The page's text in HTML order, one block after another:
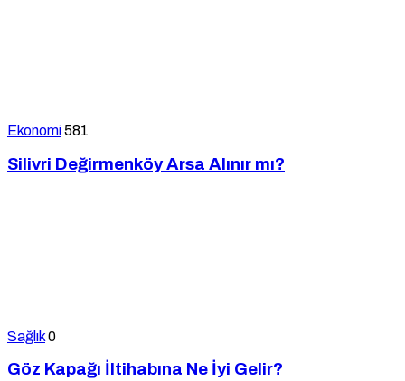
Ekonomi581
Silivri Değirmenköy Arsa Alınır mı?
Sağlık0
Göz Kapağı İltihabına Ne İyi Gelir?